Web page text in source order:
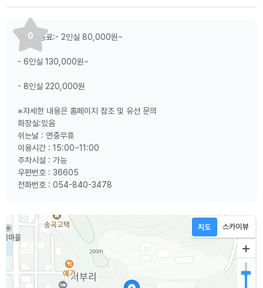
0
시설이용료:- 2인실 80,000원~
- 6인실 130,000원~
- 8인실 220,000원
※자세한 내용은 홈페이지 참조 및 유선 문의
화장실:있음
쉬는날 : 연중무휴
이용시간 : 15:00~11:00
주차시설 : 가능
우편번호 : 36605
전화번호 : 054-840-3478